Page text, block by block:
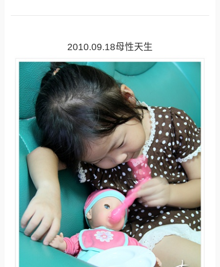
2010.09.18母性天生